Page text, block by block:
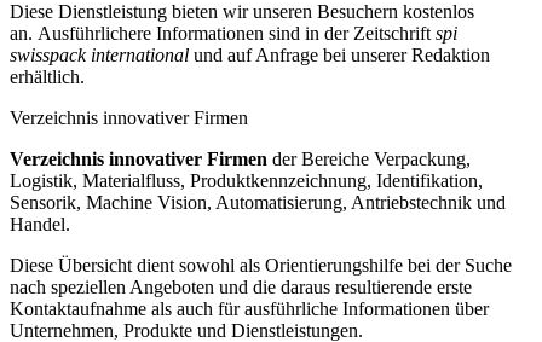
Diese Dienstleistung bieten wir unseren Besuchern kostenlos
an. Ausführlichere Informationen sind in der Zeitschrift spi
swisspack international und auf Anfrage bei unserer Redaktion
erhältlich.
Verzeichnis innovativer Firmen
Verzeichnis innovativer Firmen der Bereiche Verpackung,
Logistik, Materialfluss, Produktkennzeichnung, Identifikation,
Sensorik, Machine Vision, Automatisierung, Antriebstechnik und
Handel.
Diese Übersicht dient sowohl als Orientierungshilfe bei der Suche
nach speziellen Angeboten und die daraus resultierende erste
Kontaktaufnahme als auch für ausführliche Informationen über
Unternehmen, Produkte und Dienstleistungen.